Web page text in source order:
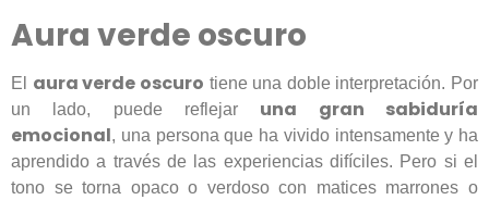
Aura verde oscuro
El aura verde oscuro tiene una doble interpretación. Por
un lado, puede reflejar una gran sabiduría
emocional, una persona que ha vivido intensamente y ha
aprendido a través de las experiencias difíciles. Pero si el
tono se torna opaco o verdoso con matices marrones o